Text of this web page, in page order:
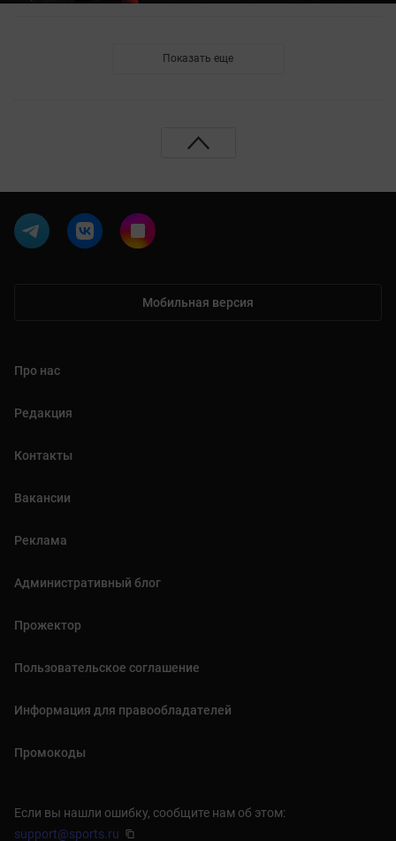
Показать еще
Мобильная версия
Про нас
Редакция
Контакты
Вакансии
Реклама
Административный блог
Прожектор
Пользовательское соглашение
Информация для правообладателей
Промокоды
Если вы нашли ошибку, сообщите нам об этом:
support@sports.ru